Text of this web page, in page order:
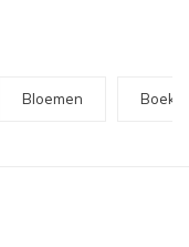
Bloemen Boeket